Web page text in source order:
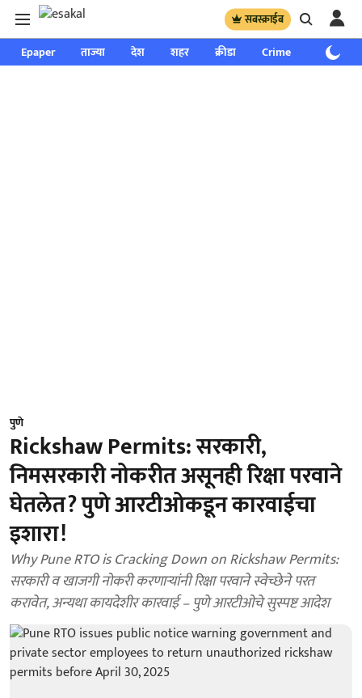
सबस्क्राईब
Epaper ताज्या देश शहर क्रीडा Crime साप्ताहिक
पुणे
Rickshaw Permits: सरकारी,
निमसरकारी नोकरीत असूनही रिक्षा परवाने
घेतलेत? पुणे आरटीओकडून कारवाईचा
इशारा!
Why Pune RTO is Cracking Down on Rickshaw Permits:
सरकारी व खाजगी नोकरी करणाऱ्यांनी रिक्षा परवाने स्वेच्छेने परत
करावेत, अन्यथा कायदेशीर कारवाई – पुणे आरटीओचे सुस्पष्ट आदेश